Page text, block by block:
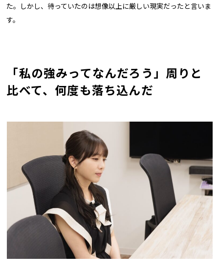
た。しかし、待っていたのは想像以上に厳しい現実だったと言いま
す。
「私の強みってなんだろう」周りと
比べて、何度も落ち込んだ